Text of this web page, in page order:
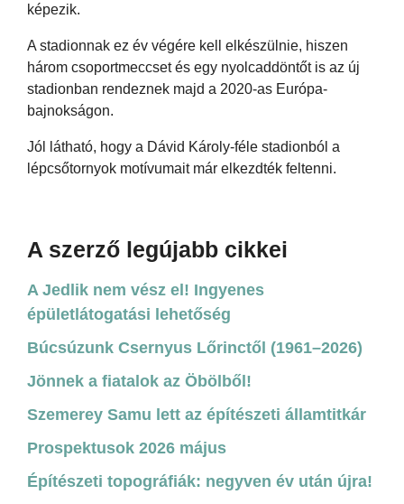
képezik.
A stadionnak ez év végére kell elkészülnie, hiszen
három csoportmeccset és egy nyolcaddöntőt is az új
stadionban rendeznek majd a 2020-as Európa-
bajnokságon.
Jól látható, hogy a Dávid Károly-féle stadionból a
lépcsőtornyok motívumait már elkezdték feltenni.
A szerző legújabb cikkei
A Jedlik nem vész el! Ingyenes
épületlátogatási lehetőség
Búcsúzunk Csernyus Lőrinctől (1961–2026)
Jönnek a fiatalok az Öbölből!
Szemerey Samu lett az építészeti államtitkár
Prospektusok 2026 május
Építészeti topográfiák: negyven év után újra!